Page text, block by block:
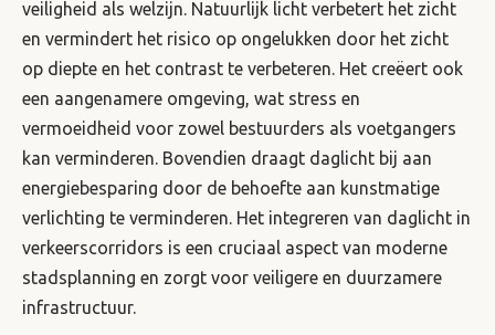
veiligheid als welzijn. Natuurlijk licht verbetert het zicht
en vermindert het risico op ongelukken door het zicht
op diepte en het contrast te verbeteren. Het creëert ook
een aangenamere omgeving, wat stress en
vermoeidheid voor zowel bestuurders als voetgangers
kan verminderen. Bovendien draagt ​​daglicht bij aan
energiebesparing door de behoefte aan kunstmatige
verlichting te verminderen. Het integreren van daglicht in
verkeerscorridors is een cruciaal aspect van moderne
stadsplanning en zorgt voor veiligere en duurzamere
infrastructuur.